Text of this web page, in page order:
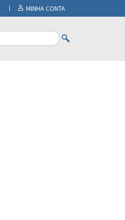
MINHA CONTA